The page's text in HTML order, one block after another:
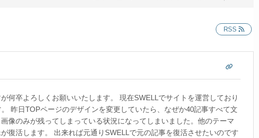
RSS
何卒よろしくお願いいたします。 現在SWELLでサイトを運営しており
昨日TOPページのデザインを変更していたら、なぜか40記事すべて文
像のみが残ってしまっている状況になってしまいました。他のテーマ
復活します。 出来れば元通りSWELLで元の記事を復活させたいのです